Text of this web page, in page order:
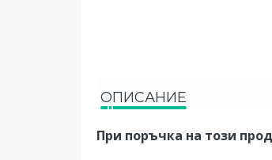
ОПИСАНИЕ
При поръчка на този